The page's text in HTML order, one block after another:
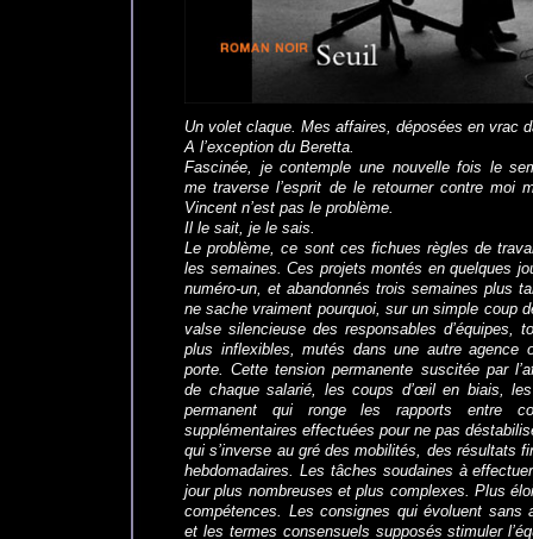
Un volet claque. Mes affaires, déposées en vrac
A l’exception du Beretta.
Fascinée, je contemple une nouvelle fois le
me traverse l’esprit de le retourner contre moi
Vincent n’est pas le problème.
Il le sait, je le sais.
Le problème, ce sont ces fichues règles de
les semaines. Ces projets montés en quelques
numéro-un, et abandonnés trois semaines plus
ne sache vraiment pourquoi, sur un simple coup
valse silencieuse des responsables d’équipes,
plus inflexibles, mutés dans une autre agence
porte. Cette tension permanente suscitée par
de chaque salarié, les coups d’œil en biais,
permanent qui ronge les rapports entre
supplémentaires effectuées pour ne pas
qui s’inverse au gré des mobilités, des résultats
hebdomadaires. Les tâches soudaines à
jour plus nombreuses et plus complexes. Plus
compétences. Les consignes qui évoluent sans
et les termes consensuels supposés stimuler